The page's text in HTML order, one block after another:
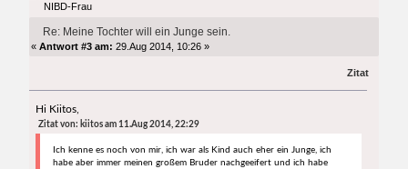
NIBD-Frau
Re: Meine Tochter will ein Junge sein.
«Antwort #3 am: 29.Aug 2014, 10:26 »
Zitat
Hi Kiitos,
Zitat von: kiitos am 11.Aug 2014, 22:29
Ich kenne es noch von mir, ich war als Kind auch eher ein Junge, ich
habe aber immer meinen großem Bruder nachgeeifert und ich habe